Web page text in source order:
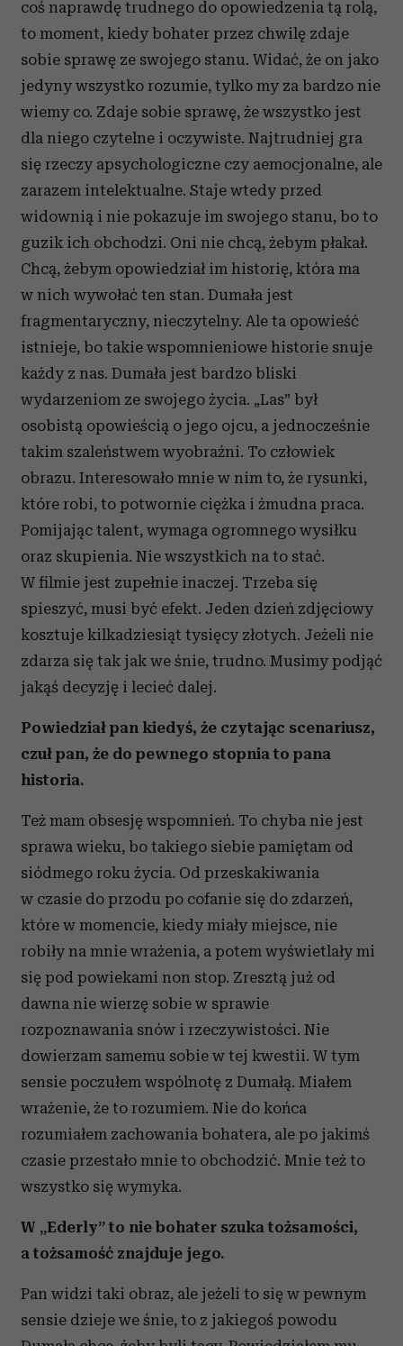
coś naprawdę trudnego do opowiedzenia tą rolą,
to moment, kiedy bohater przez chwilę zdaje
sobie sprawę ze swojego stanu. Widać, że on jako
jedyny wszystko rozumie, tylko my za bardzo nie
wiemy co. Zdaje sobie sprawę, że wszystko jest
dla niego czytelne i oczywiste. Najtrudniej gra
się rzeczy apsychologiczne czy aemocjonalne, ale
zarazem intelektualne. Staje wtedy przed
widownią i nie pokazuje im swojego stanu, bo to
guzik ich obchodzi. Oni nie chcą, żebym płakał.
Chcą, żebym opowiedział im historię, która ma
w nich wywołać ten stan. Dumała jest
fragmentaryczny, nieczytelny. Ale ta opowieść
istnieje, bo takie wspomnieniowe historie snuje
każdy z nas. Dumała jest bardzo bliski
wydarzeniom ze swojego życia. „Las” był
osobistą opowieścią o jego ojcu, a jednocześnie
takim szaleństwem wyobraźni. To człowiek
obrazu. Interesowało mnie w nim to, że rysunki,
które robi, to potwornie ciężka i żmudna praca.
Pomijając talent, wymaga ogromnego wysiłku
oraz skupienia. Nie wszystkich na to stać.
W filmie jest zupełnie inaczej. Trzeba się
spieszyć, musi być efekt. Jeden dzień zdjęciowy
kosztuje kilkadziesiąt tysięcy złotych. Jeżeli nie
zdarza się tak jak we śnie, trudno. Musimy podjąć
jakąś decyzję i lecieć dalej.
Powiedział pan kiedyś, że czytając scenariusz,
czuł pan, że do pewnego stopnia to pana
historia.
Też mam obsesję wspomnień. To chyba nie jest
sprawa wieku, bo takiego siebie pamiętam od
siódmego roku życia. Od przeskakiwania
w czasie do przodu po cofanie się do zdarzeń,
które w momencie, kiedy miały miejsce, nie
robiły na mnie wrażenia, a potem wyświetlały mi
się pod powiekami non stop. Zresztą już od
dawna nie wierzę sobie w sprawie
rozpoznawania snów i rzeczywistości. Nie
dowierzam samemu sobie w tej kwestii. W tym
sensie poczułem wspólnotę z Dumałą. Miałem
wrażenie, że to rozumiem. Nie do końca
rozumiałem zachowania bohatera, ale po jakimś
czasie przestało mnie to obchodzić. Mnie też to
wszystko się wymyka.
W „Ederly” to nie bohater szuka tożsamości,
a tożsamość znajduje jego.
Pan widzi taki obraz, ale jeżeli to się w pewnym
sensie dzieje we śnie, to z jakiegoś powodu